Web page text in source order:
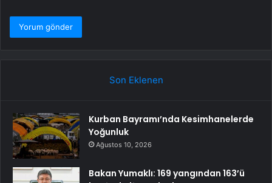
Son Eklenen
Kurban Bayramı’nda Kesimhanelerde
Yoğunluk
Ağustos 10, 2026
Bakan Yumaklı: 169 yangından 163’ü